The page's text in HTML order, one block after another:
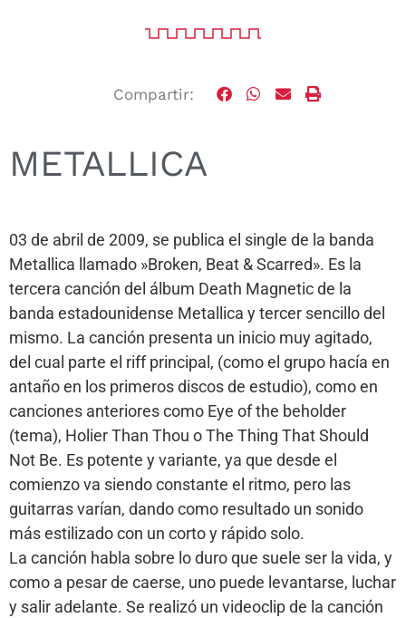
Compartir:
METALLICA
03 de abril de 2009, se publica el single de la banda
Metallica llamado »Broken, Beat & Scarred». Es la
tercera canción del álbum Death Magnetic de la
banda estadounidense Metallica y tercer sencillo del
mismo. La canción presenta un inicio muy agitado,
del cual parte el riff principal, (como el grupo hacía en
antaño en los primeros discos de estudio), como en
canciones anteriores como Eye of the beholder
(tema), Holier Than Thou o The Thing That Should
Not Be. Es potente y variante, ya que desde el
comienzo va siendo constante el ritmo, pero las
guitarras varían, dando como resultado un sonido
más estilizado con un corto y rápido solo.
La canción habla sobre lo duro que suele ser la vida, y
como a pesar de caerse, uno puede levantarse, luchar
y salir adelante. Se realizó un videoclip de la canción